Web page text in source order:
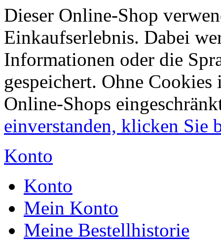
Dieser Online-Shop
Einkaufserlebnis. Dabei
Informationen oder die
gespeichert. Ohne
Online-Shops
einverstanden, klicken Sie
Konto
Konto
Mein Konto
Meine Bestellhistorie